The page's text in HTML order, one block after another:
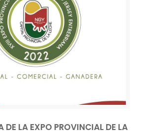
DE LA EXPO PROVINCIAL DE LA